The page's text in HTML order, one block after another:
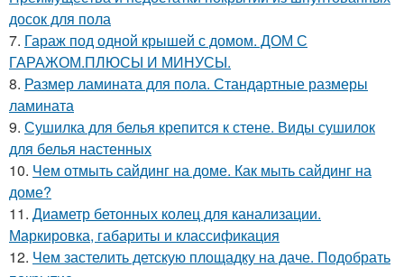
досок для пола
7. Гараж под одной крышей с домом. ДОМ С
ГАРАЖОМ.ПЛЮСЫ И МИНУСЫ.
8. Размер ламината для пола. Стандартные размеры
ламината
9. Сушилка для белья крепится к стене. Виды сушилок
для белья настенных
10. Чем отмыть сайдинг на доме. Как мыть сайдинг на
доме?
11. Диаметр бетонных колец для канализации.
Маркировка, габариты и классификация
12. Чем застелить детскую площадку на даче. Подобрать